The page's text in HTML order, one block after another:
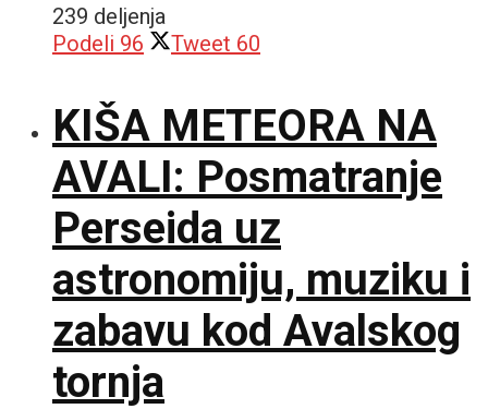
239 deljenja
Podeli 96 Tweet 60
KIŠA METEORA NA
AVALI: Posmatranje
Perseida uz
astronomiju, muziku i
zabavu kod Avalskog
tornja